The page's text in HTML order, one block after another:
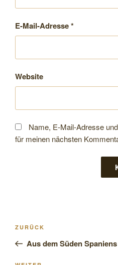
E-Mail-Adresse*
Website
Name, E-Mail-Adresse
für meinen nächsten
Beitragsnavigation
Vorheriger
Beitrag
ZURÜCK
Aus dem Süden